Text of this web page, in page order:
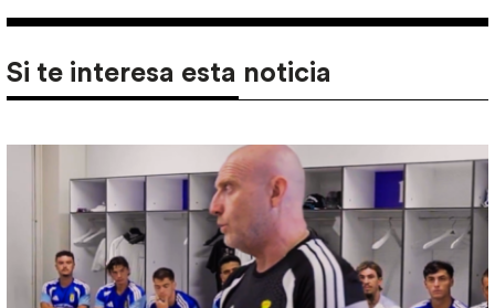
Si te interesa esta noticia